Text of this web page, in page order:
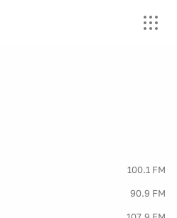
100.1 FM
90.9 FM